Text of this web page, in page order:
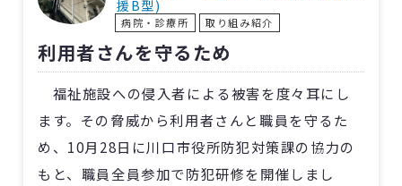
援B型)
病院・診療所 取り組み紹介
利用者さんを守るため
福祉施設への侵入者による被害を度々耳にし
ます。その脅威から利用者さんと職員を守るた
め、10月28日に川口市役所防犯対策課の協力の
もと、職員全員参加で防犯研修を開催しまし